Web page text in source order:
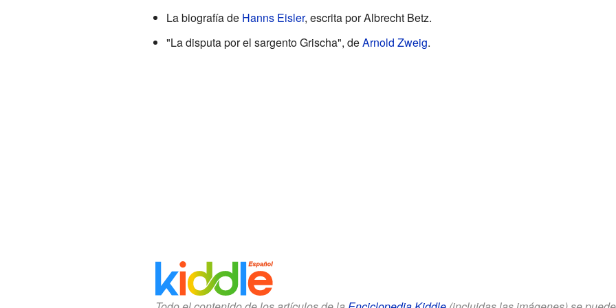
La biografía de Hanns Eisler, escrita por Albrecht Betz.
"La disputa por el sargento Grischa", deArnold Zweig.